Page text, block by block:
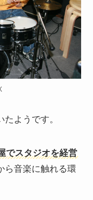
ようです。
でスタジオを経営
ら音楽に触れる環